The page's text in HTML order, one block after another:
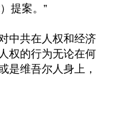
提案。”
中共在人权和经济
权的行为无论在何
是维吾尔人身上，